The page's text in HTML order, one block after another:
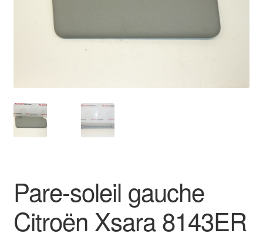
Paiements
Politique de confidentialité
Procédure de Réclamation
Pare-soleil gauche
Citroën Xsara 8143ER